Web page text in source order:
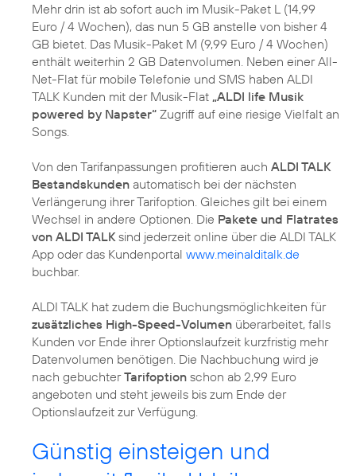
Mehr drin ist ab sofort auch im Musik-Paket L (14,99
Euro / 4 Wochen), das nun 5 GB anstelle von bisher 4
GB bietet. Das Musik-Paket M (9,99 Euro / 4 Wochen)
enthält weiterhin 2 GB Datenvolumen. Neben einer All-
Net-Flat für mobile Telefonie und SMS haben ALDI
TALK Kunden mit der Musik-Flat „ALDI life Musik
powered by Napster“ Zugriff auf eine riesige Vielfalt an
Songs.
Von den Tarifanpassungen profitieren auch ALDI TALK
Bestandskunden automatisch bei der nächsten
Verlängerung ihrer Tarifoption. Gleiches gilt bei einem
Wechsel in andere Optionen. Die Pakete und Flatrates
von ALDI TALKsind jederzeit online über die ALDI TALK
App oder das Kundenportal www.meinalditalk.de
buchbar.
ALDI TALK hat zudem die Buchungsmöglichkeiten für
zusätzliches High-Speed-Volumen überarbeitet, falls
Kunden vor Ende ihrer Optionslaufzeit kurzfristig mehr
Datenvolumen benötigen. Die Nachbuchung wird je
nach gebuchterTarifoption schon ab 2,99 Euro
angeboten und steht jeweils bis zum Ende der
Optionslaufzeit zur Verfügung.
Günstig einsteigen und